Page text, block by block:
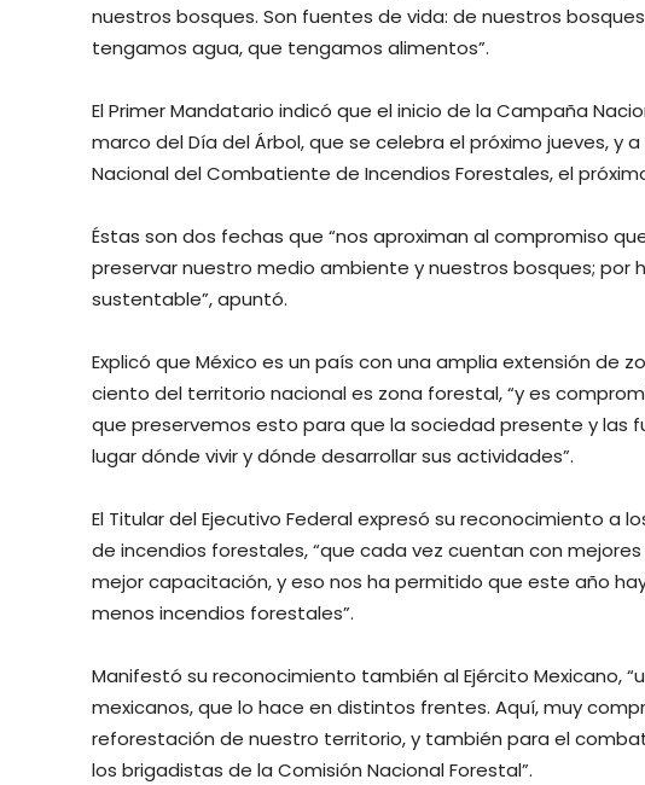
nuestros bosques. Son fuentes de vida: de nuestros
tengamos agua, que tengamos alimentos”.
El Primer Mandatario indicó que el inicio de la Campaña
marco del Día del Árbol, que se celebra el próximo jueves, y
Nacional del Combatiente de Incendios Forestales, el próximo
Éstas son dos fechas que “nos aproximan al compromiso
preservar nuestro medio ambiente y nuestros bosques; por
sustentable”, apuntó.
Explicó que México es un país con una amplia extensión de
ciento del territorio nacional es zona forestal, “y es
que preservemos esto para que la sociedad presente y las
lugar dónde vivir y dónde desarrollar sus actividades”.
El Titular del Ejecutivo Federal expresó su reconocimiento a
de incendios forestales, “que cada vez cuentan con
mejor capacitación, y eso nos ha permitido que este año
menos incendios forestales”.
Manifestó su reconocimiento también al Ejército Mexicano,
mexicanos, que lo hace en distintos frentes. Aquí, muy
reforestación de nuestro territorio, y también para el
los brigadistas de la Comisión Nacional Forestal”.